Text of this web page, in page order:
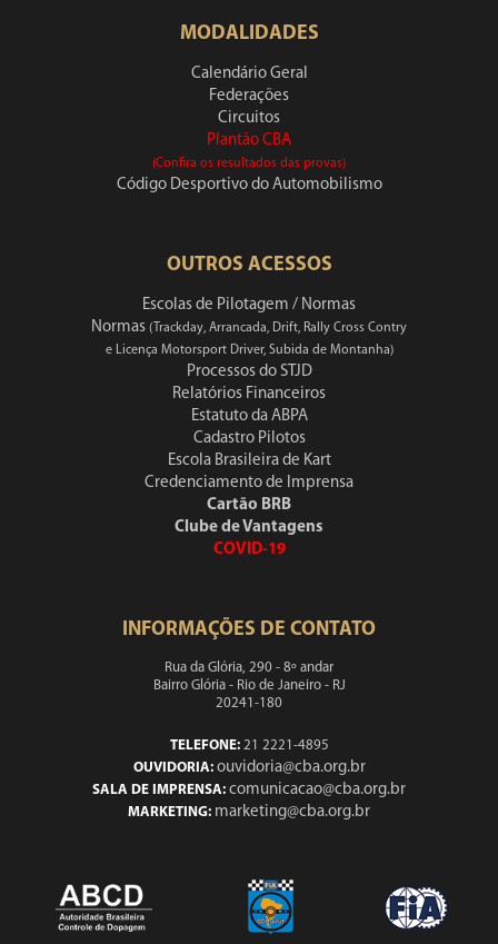
MODALIDADES
Calendário Geral
Federações
Circuitos
Plantão CBA
(Confira os resultados das provas)
Código Desportivo do Automobilismo
OUTROS ACESSOS
Escolas de Pilotagem / Normas
Normas (Trackday, Arrancada, Drift, Rally Cross Contry
e Licença Motorsport Driver, Subida de Montanha)
Processos do STJD
Relatórios Financeiros
Estatuto da ABPA
Cadastro Pilotos
Escola Brasileira de Kart
Credenciamento de Imprensa
Cartão BRB
Clube de Vantagens
COVID-19
INFORMAÇÕES DE CONTATO
Rua da Glória, 290 - 8º andar
Bairro Glória - Rio de Janeiro - RJ
20241-180
TELEFONE:21 2221-4895
OUVIDORIA: ouvidoria@cba.org.br
SALA DE IMPRENSA: comunicacao@cba.org.br
MARKETING: marketing@cba.org.br